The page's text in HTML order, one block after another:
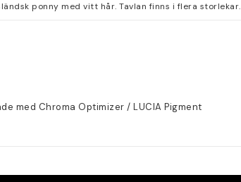
ponny med vitt hår. Tavlan finns i flera storlekar.
med Chroma Optimizer / LUCIA Pigment